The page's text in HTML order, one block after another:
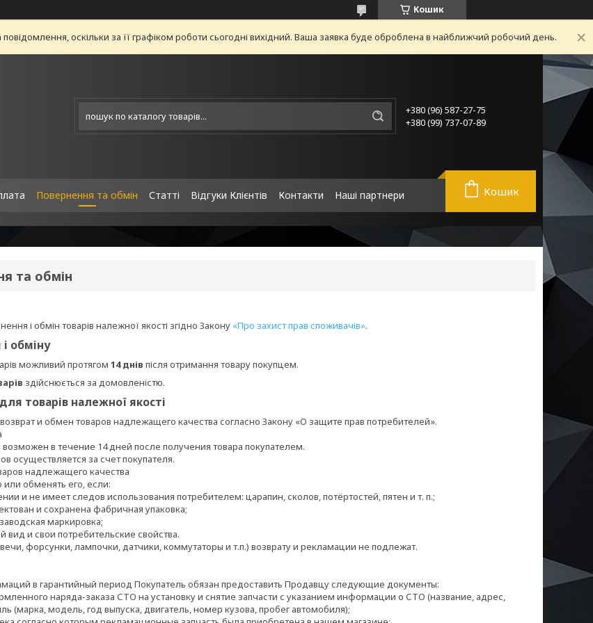
Кошик
оскільки за її графіком роботи сьогодні вихідний. Ваша заявка буде оброблена в найближчий робочий день.
+380 (96) 587-27-75
+380 (99) 737-07-89
Повернення та обмін Статті Відгуки Клієнтів Контакти Наші партнери Кошик
та обмін
і обмін товарів належної якості згідно Закону «Про захист прав споживачів».
обміну
можливий протягом 14 днів після отримання товару покупцем.
здійснюється за домовленістю.
товарів належної якості
и обмен товаров надлежащего качества согласно Закону «О защите прав потребителей».
в течение 14 дней после получения товара покупателем.
осуществляется за счет покупателя.
надлежащего качества
обменять его, если:
и не имеет следов использования потребителем: царапин, сколов, потёртостей, пятен и т. п.;
и сохранена фабричная упаковка;
маркировка;
вид и свои потребительские свойства.
форсунки, лампочки, датчики, коммутаторы и т.п.) возврату и рекламации не подлежат.
в гарантийный период Покупатель обязан предоставить Продавцу следующие документы:
наряда-заказа СТО на установку и снятие запчасти с указанием информации о СТО (название, адрес,
(марка, модель, год выпуска, двигатель, номер кузова, пробег автомобиля);